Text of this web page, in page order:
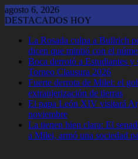
Saltar
al
agosto 6, 2026
DESTACADOS HOY
La Rosada culpa a Bullrich
dicen que mintió con el
Boca derrotó a Estudiantes
Torneo Clausura 2026
Fuerte derrota de Milei: el
extranjerización de tierras
El papa León XIV visitará
noviembre
La tienen bien clara: El
a Milei, armó una sociedad